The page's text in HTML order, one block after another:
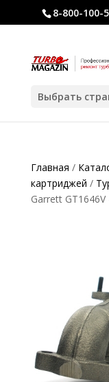
8-800-100-
Выбрать
Главная /
картриджей /
Garrett